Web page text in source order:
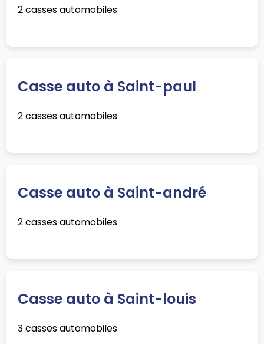
2 casses automobiles
Casse auto à Saint-paul
2 casses automobiles
Casse auto à Saint-andré
2 casses automobiles
Casse auto à Saint-louis
3 casses automobiles